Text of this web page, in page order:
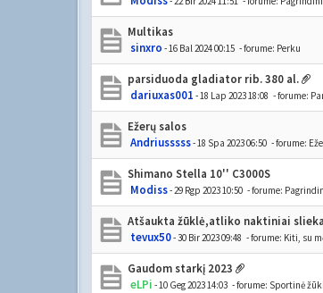
Multikas
sinxro - 16 Bal 2024 00:15 - forume: Perku
parsiduoda gladiator rib. 380 al.
dariuxas001 - 18 Lap 2023 18:08 - forume:
Ežerų salos
Andriusssss- 18 Spa 2023 06:50 - forume:
Shimano Stella 10'' C3000S
Modiss- 29 Rgp 2023 10:50 - forume:
Atšaukta žūklė,atliko naktiniai
tevux50- 30 Bir 2023 09:48 - forume: Kiti, su
Gaudom starkį 2023
eLPi - 10 Geg 2023 14:03 - forume: Sportinė